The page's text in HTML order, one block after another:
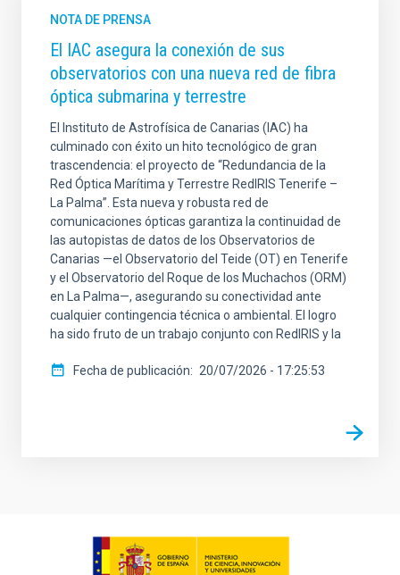
NOTA DE PRENSA
El IAC asegura la conexión de sus
observatorios con una nueva red de fibra
óptica submarina y terrestre
El Instituto de Astrofísica de Canarias (IAC) ha
culminado con éxito un hito tecnológico de gran
trascendencia: el proyecto de “Redundancia de la
Red Óptica Marítima y Terrestre RedIRIS Tenerife –
La Palma”. Esta nueva y robusta red de
comunicaciones ópticas garantiza la continuidad de
las autopistas de datos de los Observatorios de
Canarias —el Observatorio del Teide (OT) en Tenerife
y el Observatorio del Roque de los Muchachos (ORM)
en La Palma—, asegurando su conectividad ante
cualquier contingencia técnica o ambiental. El logro
ha sido fruto de un trabajo conjunto con RedIRIS y la
Fecha de publicación 20/07/2026 - 17:25:53